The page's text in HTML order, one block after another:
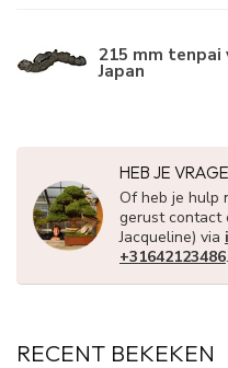
215 mm tenpai
Japan
HEB JE
Of heb je hulp
gerust contact
Jacqueline) via
+31642123486
RECENT BEKEKEN